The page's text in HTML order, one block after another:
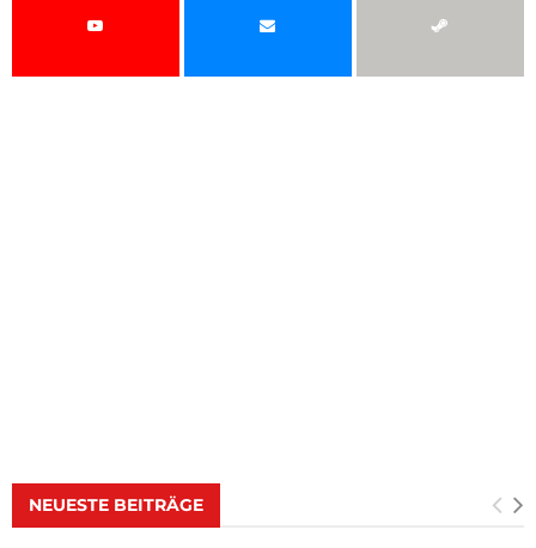
NEUESTE BEITRÄGE